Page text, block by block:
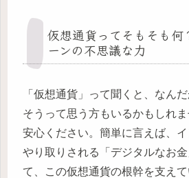
仮想通貨ってそもそも何
ーンの不思議な力
「仮想通貨」って聞くと、なん
そうって思う方もいるかもしれ
安心ください。簡単に言えば、
やり取りされる「デジタルなお
て、この仮想通貨の根幹を支え